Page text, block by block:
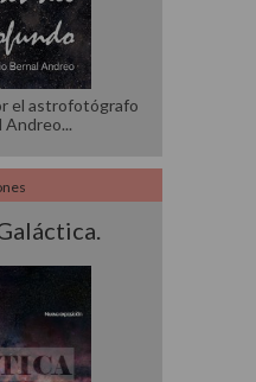
el astrofotógrafo
Andreo